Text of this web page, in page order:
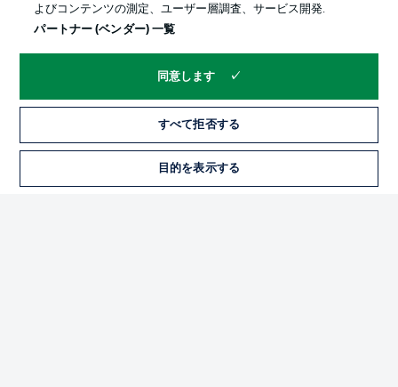
プライバシー・ポリシー 優先設定を管理する
よびコンテンツの測定、ユーザー層調査、サービス開発.
パートナー (ベンダー) 一覧
同意します
すべて拒否する
目的を表示する